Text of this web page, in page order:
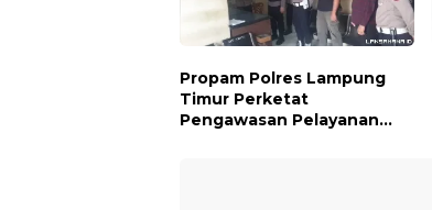
Propam Polres Lampung
Timur Perketat
Pengawasan Pelayanan